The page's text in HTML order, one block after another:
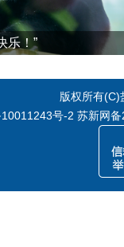
乐！”
版权所有
号-2 苏新网